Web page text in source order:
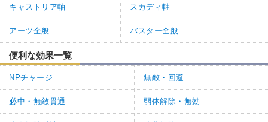
キャストリア軸 スカディ軸
アーツ全般 バスター全般
便利な効果一覧
NPチャージ 無敵・回避
必中・無敵貫通 弱体解除・無効